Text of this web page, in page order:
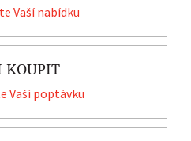
Vaší nabídku
KOUPIT
Vaší poptávku